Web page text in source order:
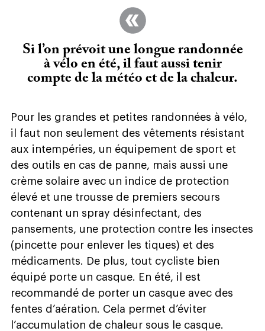
Si l’on prévoit une longue randonnée
à vélo en été, il faut aussi tenir
compte de la météo et de la chaleur.
Pour les grandes et petites randonnées à vélo,
il faut non seulement des vêtements résistant
aux intempéries, un équipement de sport et
des outils en cas de panne, mais aussi une
crème solaire avec un indice de protection
élevé et une trousse de premiers secours
contenant un spray désinfectant, des
pansements, une protection contre les insectes
(pincette pour enlever les tiques) et des
médicaments. De plus, tout cycliste bien
équipé porte un casque. En été, il est
recommandé de porter un casque avec des
fentes d’aération. Cela permet d’éviter
l’accumulation de chaleur sous le casque.